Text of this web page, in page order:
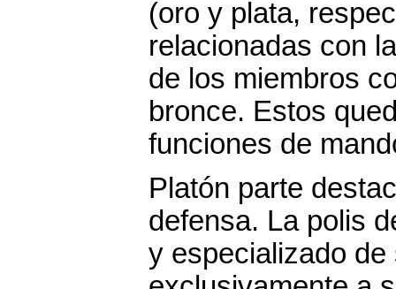
(oro y plata,
relacionadas con
de los miembros
bronce. Estos
funciones de
Platón parte
defensa. La polis
y especializado